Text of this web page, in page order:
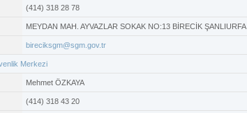
(414) 318 28 78
MEYDAN MAH. AYVAZLAR SOKAK NO:13 BİRECİK ŞANLIURFA
bireciksgm@sgm.gov.tr
Merkezi
Mehmet ÖZKAYA
(414) 318 43 20